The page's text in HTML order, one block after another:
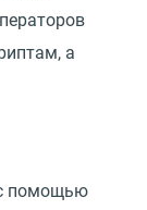
а
помощью